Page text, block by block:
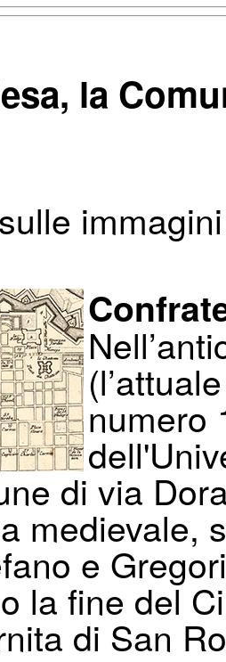
la
numero
di via
medievale,
e
la fine del
di San